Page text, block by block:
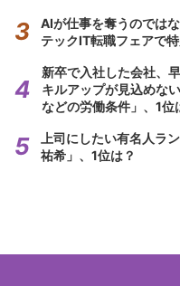
AIが仕事を奪うのでは
テックIT転職フェアで
新卒で入社した会社、
キルアップが見込めな
などの労働条件」、1位
上司にしたい有名人
祐希」、1位は？